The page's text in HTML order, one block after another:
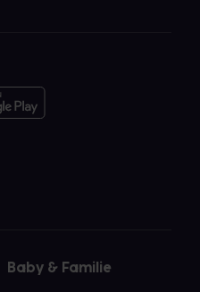
Baby & Familie